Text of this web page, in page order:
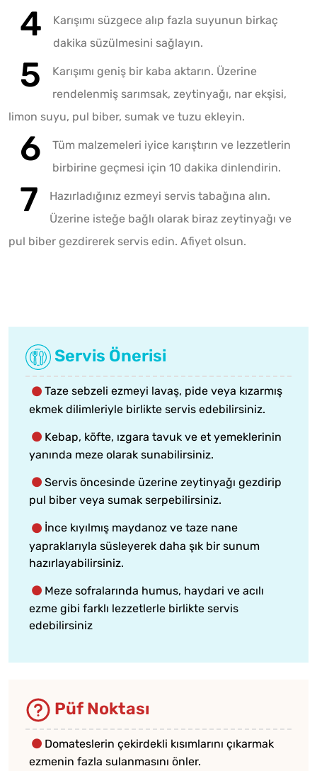
Karışımı süzgece alıp fazla suyunun birkaç
dakika süzülmesini sağlayın.
Karışımı geniş bir kaba aktarın. Üzerine
rendelenmiş sarımsak, zeytinyağı, nar ekşisi,
limon suyu, pul biber, sumak ve tuzu ekleyin.
Tüm malzemeleri iyice karıştırın ve lezzetlerin
birbirine geçmesi için 10 dakika dinlendirin.
Hazırladığınız ezmeyi servis tabağına alın.
Üzerine isteğe bağlı olarak biraz zeytinyağı ve
pul biber gezdirerek servis edin. Afiyet olsun.
Servis Önerisi
Taze sebzeli ezmeyi lavaş, pide veya kızarmış
ekmek dilimleriyle birlikte servis edebilirsiniz.
Kebap, köfte, ızgara tavuk ve et yemeklerinin
yanında meze olarak sunabilirsiniz.
Servis öncesinde üzerine zeytinyağı gezdirip
pul biber veya sumak serpebilirsiniz.
İnce kıyılmış maydanoz ve taze nane
yapraklarıyla süsleyerek daha şık bir sunum
hazırlayabilirsiniz.
Meze sofralarında humus, haydari ve acılı
ezme gibi farklı lezzetlerle birlikte servis
edebilirsiniz
Püf Noktası
Domateslerin çekirdekli kısımlarını çıkarmak
ezmenin fazla sulanmasını önler.